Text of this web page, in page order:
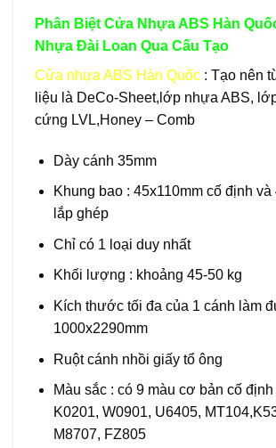
Phân Biệt Cửa Nhựa ABS Hàn
Nhựa Đài Loan Qua Cấu Tạo
Cửa nhựa ABS Hàn Quốc : Tạo nên
liệu là DeCo-Sheet,lớp nhựa ABS,
cứng LVL,Honey – Comb
Dày cánh 35mm
Khung bao : 45x110mm cố định và
lắp ghép
Chỉ có 1 loại duy nhất
Khối lượng : khoảng 45-50 kg
Kích thước tối đa của 1 cánh làm
1000x2290mm
Ruột cánh nhồi giấy tổ ông
Màu sắc : có 9 màu cơ bản cố định
K0201, W0901, U6405,
M8707, FZ805